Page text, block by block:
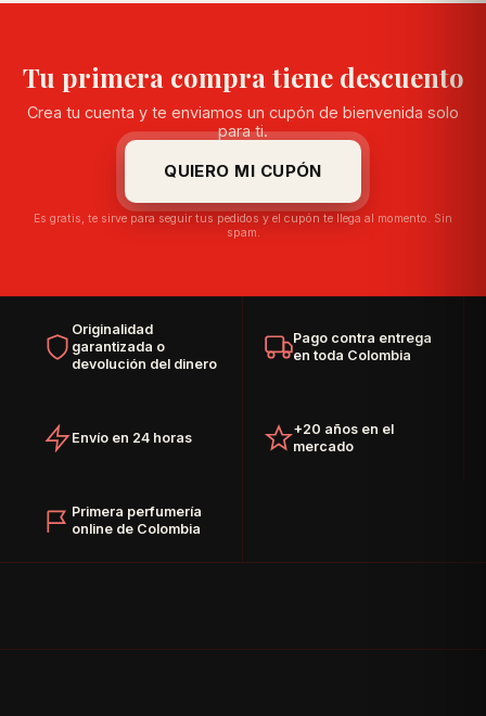
Tu primera compra tiene descuento
Crea tu cuenta y te enviamos un cupón de bienvenida solo
para ti.
QUIERO MI CUPÓN
Es gratis, te sirve para seguir tus pedidos y el cupón te llega al momento. Sin
spam.
Originalidad
garantizada o
devolución del dinero
Pago contra entrega
en toda Colombia
Envío en 24 horas
+20 años en el
mercado
Primera perfumería
online de Colombia